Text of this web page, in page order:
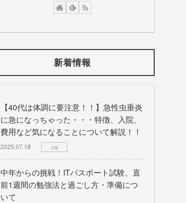
新着情報
【40代は体調に要注意！！】急性虫垂炎
に急になっちゃった・・・特徴、入院、
費用など気になることについて解説！！
2025.07.18 入院
中年からの挑戦！ITパスポート試験、直
前1週間の勉強法と過ごし方・準備につ
いて